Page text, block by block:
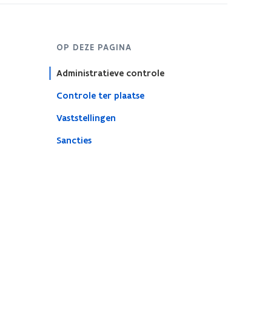
OP DEZE PAGINA
Administratieve controle
Controle ter plaatse
Vaststellingen
Sancties